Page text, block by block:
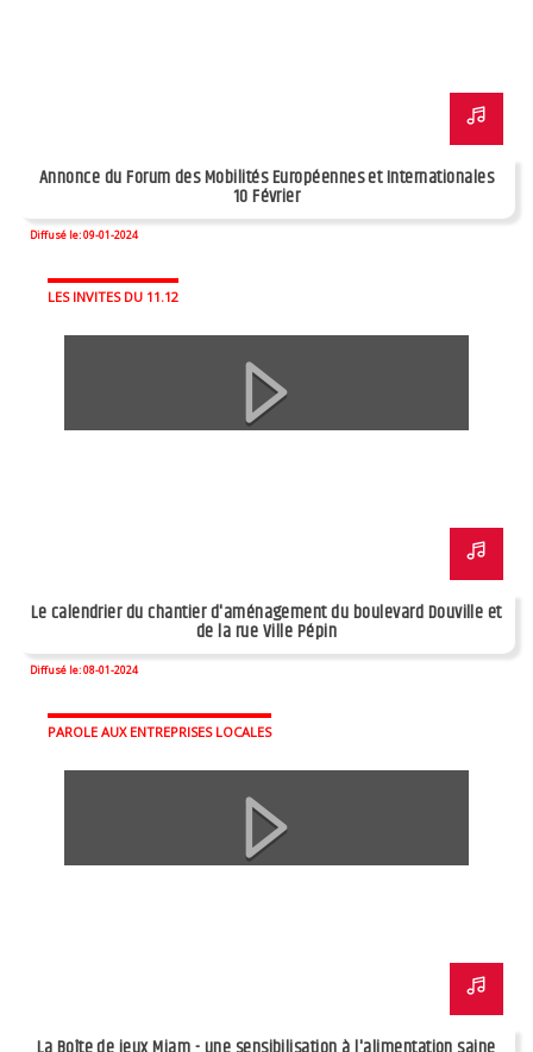
Annonce du Forum des Mobilités Européennes et Internationales
10 Février
Diffusé le: 09-01-2024
LES INVITES DU 11.12
Le calendrier du chantier d'aménagement du boulevard Douville et
de la rue Ville Pépin
Diffusé le: 08-01-2024
PAROLE AUX ENTREPRISES LOCALES